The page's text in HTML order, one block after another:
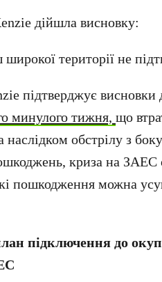
дійшла висновку:
території не
підтверджує висновки
минулого тижня, що
обстрілу з
криза на ЗАЕС є
пошкодження можна
підключення до